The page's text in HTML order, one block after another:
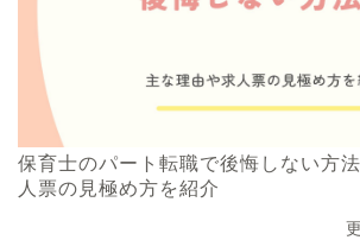
保育士のパート転職で後悔しない方
人票の見極め方を紹介